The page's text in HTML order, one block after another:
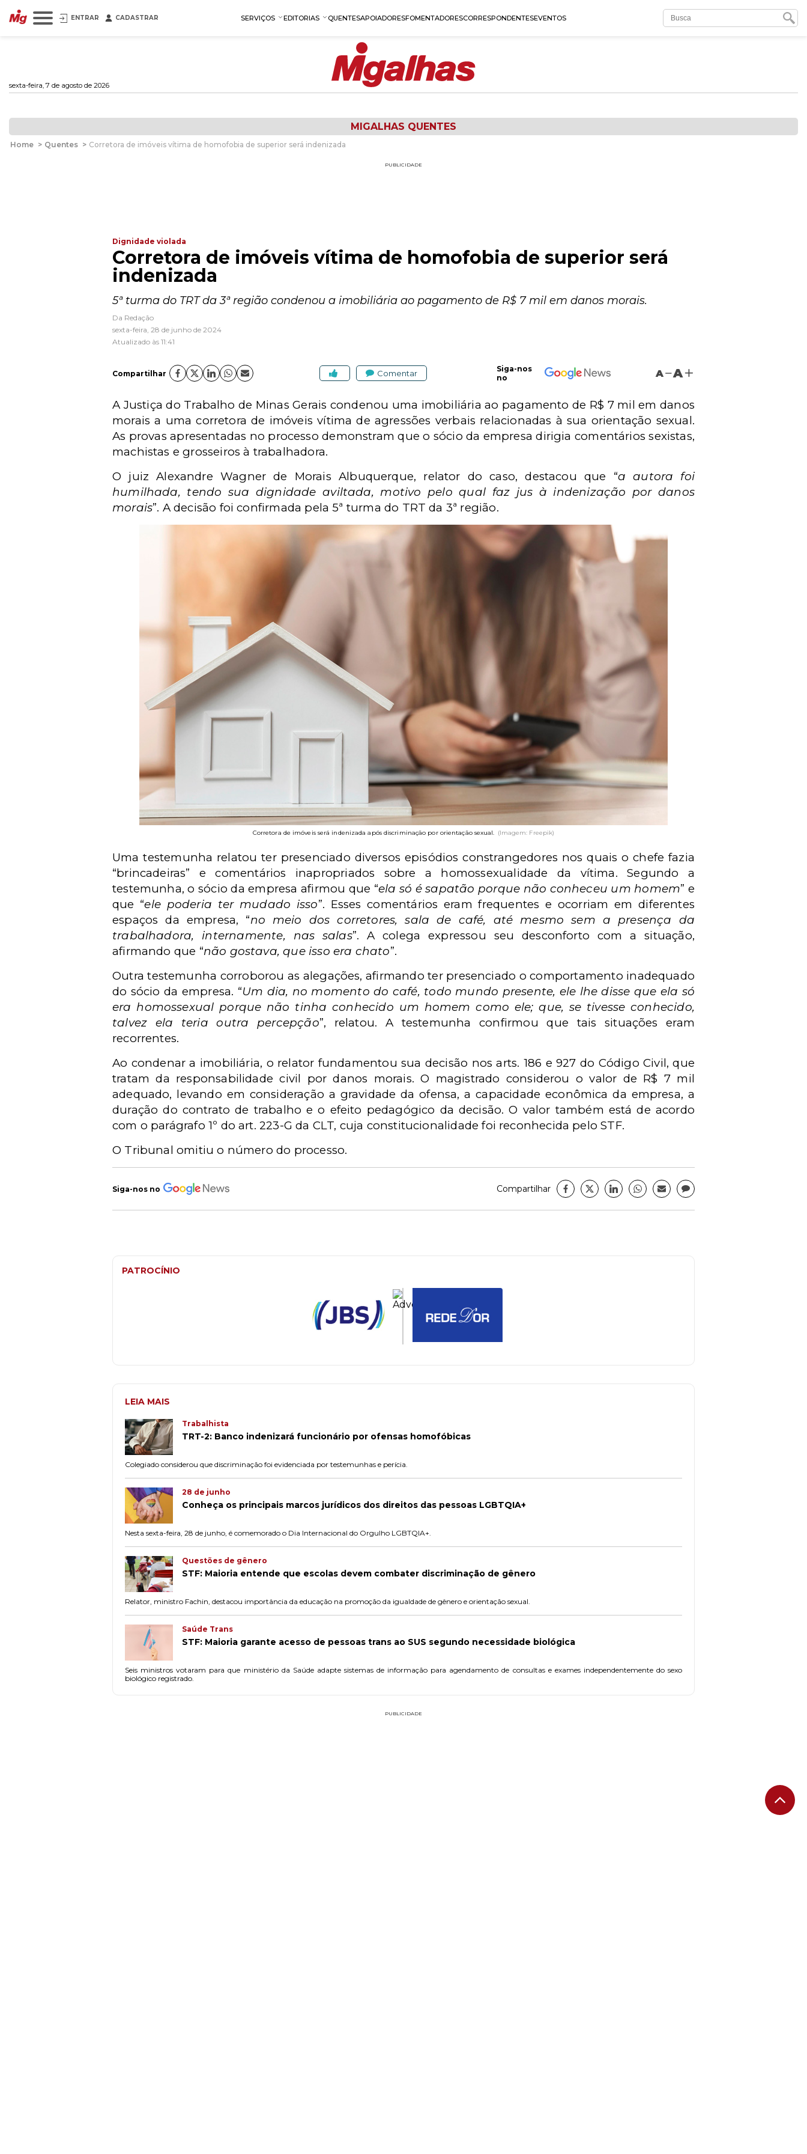
ENTRAR CADASTRAR SERVIÇOS EDITORIAS QUENTESAPOIADORESFOMENTADORESCORRESPONDENTESEVENTOS
sexta-feira, 7 de agosto de 2026
MIGALHAS QUENTES
Home > Quentes > Corretora de imóveis vítima de homofobia de superior será indenizada
PUBLICIDADE
Dignidade violada
Corretora de imóveis vítima de homofobia de superior será
indenizada
5ª turma do TRT da 3ª região condenou a imobiliária ao pagamento de R$ 7 mil em danos morais.
Da Redação
sexta-feira, 28 de junho de 2024
Atualizado às 11:41
Compartilhar Comentar
Siga-nos
no
A A
A Justiça do Trabalho de Minas Gerais condenou uma imobiliária ao pagamento de R$ 7 mil em danos
morais a uma corretora de imóveis vítima de agressões verbais relacionadas à sua orientação sexual.
As provas apresentadas no processo demonstram que o sócio da empresa dirigia comentários sexistas,
machistas e grosseiros à trabalhadora.
O juiz Alexandre Wagner de Morais Albuquerque, relator do caso, destacou que “a autora foi
humilhada, tendo sua dignidade aviltada, motivo pelo qual faz jus à indenização por danos
morais”. A decisão foi confirmada pela 5ª turma do TRT da 3ª região.
Corretora de imóveis será indenizada após discriminação por orientação sexual. (Imagem: Freepik)
Uma testemunha relatou ter presenciado diversos episódios constrangedores nos quais o chefe fazia
“brincadeiras” e comentários inapropriados sobre a homossexualidade da vítima. Segundo a
testemunha, o sócio da empresa afirmou que “ela só é sapatão porque não conheceu um homem” e
que “ele poderia ter mudado isso”. Esses comentários eram frequentes e ocorriam em diferentes
espaços da empresa, “no meio dos corretores, sala de café, até mesmo sem a presença da
trabalhadora, internamente, nas salas”. A colega expressou seu desconforto com a situação,
afirmando que “não gostava, que isso era chato”.
Outra testemunha corroborou as alegações, afirmando ter presenciado o comportamento inadequado
do sócio da empresa. “Um dia, no momento do café, todo mundo presente, ele lhe disse que ela só
era homossexual porque não tinha conhecido um homem como ele; que, se tivesse conhecido,
talvez ela teria outra percepção”, relatou. A testemunha confirmou que tais situações eram
recorrentes.
Ao condenar a imobiliária, o relator fundamentou sua decisão nos arts. 186 e 927 do Código Civil, que
tratam da responsabilidade civil por danos morais. O magistrado considerou o valor de R$ 7 mil
adequado, levando em consideração a gravidade da ofensa, a capacidade econômica da empresa, a
duração do contrato de trabalho e o efeito pedagógico da decisão. O valor também está de acordo
com o parágrafo 1º do art. 223-G da CLT, cuja constitucionalidade foi reconhecida pelo STF.
O Tribunal omitiu o número do processo.
Siga-nos no Compartilhar
PATROCÍNIO
LEIA MAIS
Trabalhista
TRT-2: Banco indenizará funcionário por ofensas homofóbicas
Colegiado considerou que discriminação foi evidenciada por testemunhas e perícia.
28 de junho
Conheça os principais marcos jurídicos dos direitos das pessoas LGBTQIA+
Nesta sexta-feira, 28 de junho, é comemorado o Dia Internacional do Orgulho LGBTQIA+.
Questões de gênero
STF: Maioria entende que escolas devem combater discriminação de gênero
Relator, ministro Fachin, destacou importância da educação na promoção da igualdade de gênero e orientação sexual.
Saúde Trans
STF: Maioria garante acesso de pessoas trans ao SUS segundo necessidade biológica
Seis ministros votaram para que ministério da Saúde adapte sistemas de informação para agendamento de consultas e exames independentemente do sexo
biológico registrado.
PUBLICIDADE